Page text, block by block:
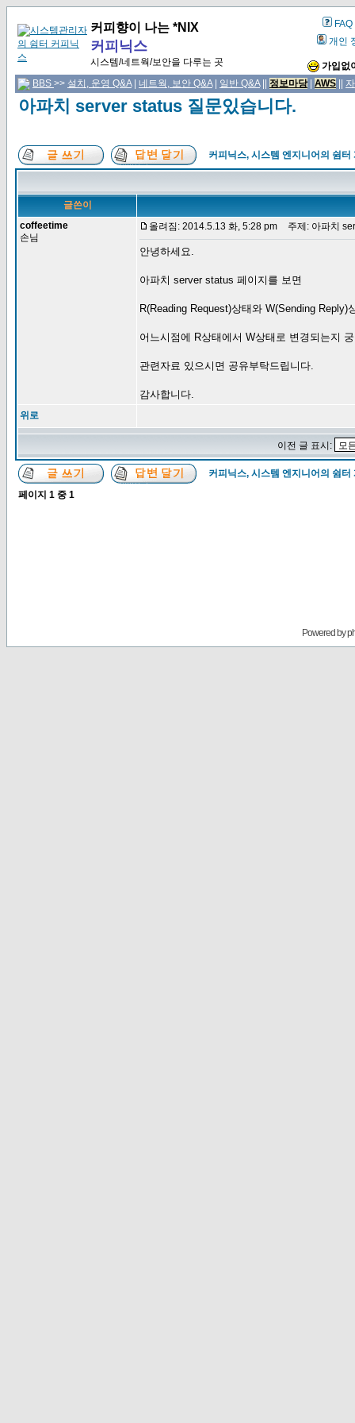
커피향이 나는 *NIX
커피닉스
시스템/네트웍/보안을 다루는 곳
FAQ
개인
가입없
BBS >> 설치, 운영 Q&A| 네트웍, 보안 Q&A| 일반 Q&A|| 정보마당| AWS
아파치 server status 질문있습니다.
커피닉스, 시스템 엔지니어의 쉼터
글쓴이
coffeetime
손님
올려짐: 2014.5.13 화, 5:28 pm 주제: 아파치
안녕하세요.
아파치 server status 페이지를 보면
R(Reading Request)상태와 W(Sending Reply)
어느시점에 R상태에서 W상태로 변경되는지
관련자료 있으시면 공유부탁드립니다.
감사합니다.
위로
이전 글 표시:
커피닉스, 시스템 엔지니어의 쉼터
페이지 1 중 1
Powered by